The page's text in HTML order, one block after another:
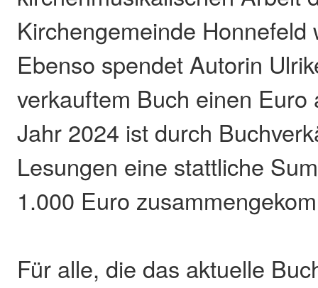
Kirchengemeinde Honnefeld
Ebenso spendet Autorin
verkauftem Buch einen
Jahr 2024 ist durch
Lesungen eine stattliche
1.000 Euro
Für alle, die das aktuelle